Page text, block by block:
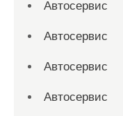
Автосервис
Автосервис
Автосервис
Автосервис